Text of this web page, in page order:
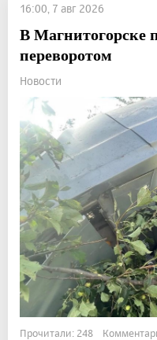
16:00, 7 авг 2026
В Магнитогорске
переворотом
Новости
Прочитали: 248